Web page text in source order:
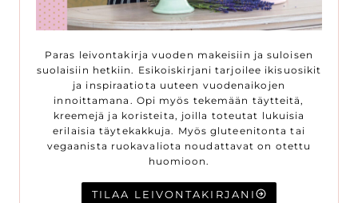
Paras leivontakirja vuoden makeisiin ja suloisen
suolaisiin hetkiin. Esikoiskirjani tarjoilee ikisuosikit
ja inspiraatiota uuteen vuodenaikojen
innoittamana. Opi myös tekemään täytteitä,
kreemejä ja koristeita, joilla toteutat lukuisia
erilaisia täytekakkuja. Myös gluteenitonta tai
vegaanista ruokavaliota noudattavat on otettu
huomioon.
TILAA LEIVONTAKIRJANI